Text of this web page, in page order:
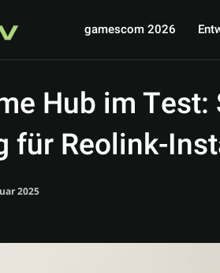
gamescom 2026
Hub im
für Reolink-
2025